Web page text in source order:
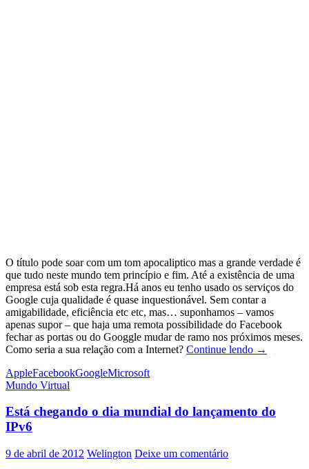
O título pode soar com um tom apocaliptico mas a grande verdade é
que tudo neste mundo tem princípio e fim. Até a existência de uma
empresa está sob esta regra.Há anos eu tenho usado os serviços do
Google cuja qualidade é quase inquestionável. Sem contar a
amigabilidade, eficiência etc etc, mas… suponhamos – vamos
apenas supor – que haja uma remota possibilidade do Facebook
fechar as portas ou do Googgle mudar de ramo nos próximos meses.
Como seria a sua relação com a Internet? Continue lendo Ensaio
gigantes
→
AppleFacebookGoogleMicrosoft
Mundo Virtual
Está chegando o dia mundial do lançamento do
IPv6
9 de abril de 2012 Welington Deixe um comentário